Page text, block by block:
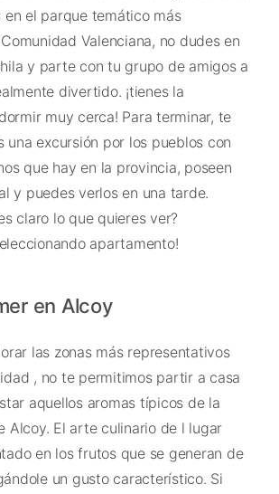
en el parque temático más
Valenciana, no dudes en
y parte con tu grupo de amigos a
divertido. ¡tienes la
muy cerca! Para terminar, te
una excursión por los pueblos con
que hay en la provincia, poseen
y puedes verlos en una tarde.
claro lo que quieres ver?
apartamento!
en Alcoy
las zonas más representativos
, no te permitimos partir a casa
aquellos aromas típicos de la
Alcoy. El arte culinario de l lugar
en los frutos que se generan de
un gusto característico. Si